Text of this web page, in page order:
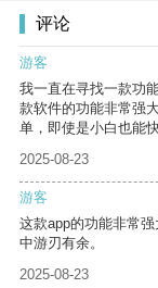
评论
游客
我一直在寻找一款功
款软件的功能非常强
单，即使是小白也能快
2025-08-23
游客
这款app的功能非常
中游刃有余。
2025-08-23